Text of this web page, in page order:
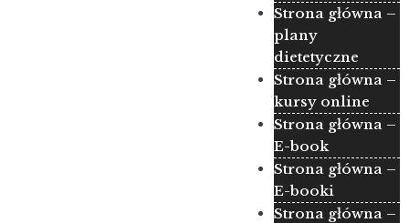
Strona główna –
plany
dietetyczne
Strona główna –
kursy online
Strona główna –
E-book
Strona główna –
E-booki
Strona główna –